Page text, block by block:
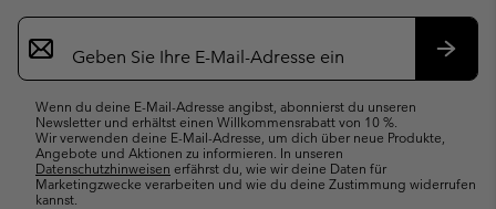
Newsletter-
Anmeldung
Wenn du deine E-Mail-Adresse angibst, abonnierst du unseren
Newsletter und erhältst einen Willkommensrabatt von 10 %.
Wir verwenden deine E-Mail-Adresse, um dich über neue Produkte,
Angebote und Aktionen zu informieren. In unseren
Datenschutzhinweisen erfährst du, wie wir deine Daten für
Marketingzwecke verarbeiten und wie du deine Zustimmung widerrufen
kannst.